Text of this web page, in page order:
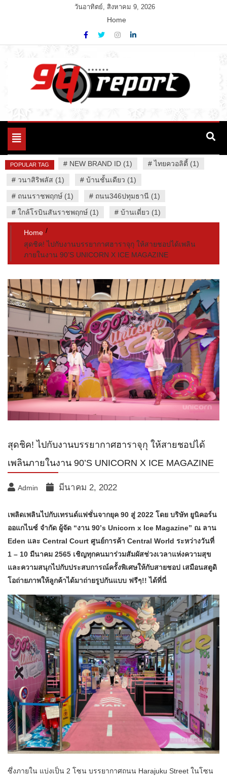
วันอาทิตย์, สิงหาคม 9, 2026
Home
94 Report.com
Variety News
Toggle
POPULAR TAG # NEW BRAND ID (1) #ไทยควอลิตี้ (1)
# วนาสิริพลัส (1) # บ้านชั้นเดียว (1)
# ถนนราชพฤกษ์ (1) # ถนน346ปทุมธานี (1)
# ใกล้โรบินสันราชพฤกษ์ (1) # บ้านเดี่ยว (1)
Home
สุดชิค! ไปกับงานบรรยากาศฮาราจุกุ ให้สายชอปได้เพลิน
ภายในงาน 90’S UNICORN X ICE MAGAZINE
สุดชิค! ไปกับงานบรรยากาศฮาราจุกุ ให้สายชอปได้
เพลินภายในงาน 90’S UNICORN X ICE MAGAZINE
Admin มีนาคม 2, 2022
เพลิดเพลินไปกับเทรนด์แฟชั่นจากยุค 90 สู่ 2022 โดย บริษัท ยูนิคอร์น
ออแกไนซ์ จำกัด ผู้จัด “งาน 90’s Unicorn x Ice Magazine” ณ ลาน
Eden และ Central Court ศูนย์การค้า Central World ระหว่างวันที่
1 – 10 มีนาคม 2565 เชิญทุกคนมาร่วมสัมผัสช่วงเวลาแห่งความสุข
และความสนุกไปกับประสบการณ์ครั้งพิเศษให้กับสายชอป เสมือนสตูดิ
โอถ่ายภาพให้ลูกค้าได้มาถ่ายรูปกันแบบ ฟรีๆ!! ได้ที่นี่
ซึ่งภายใน แบ่งเป็น 2 โซน บรรยากาศถนน Harajuku Street ในโซน